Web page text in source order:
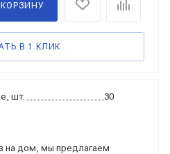
КОРЗИНУ
В 1 КЛИК
шт: 30
на дом, мы предлагаем